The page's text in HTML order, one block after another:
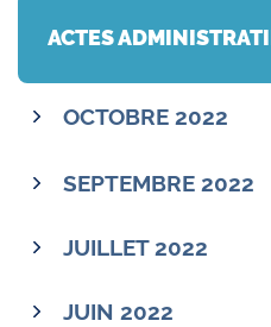
ACTES
OCTOBRE 2022
SEPTEMBRE 2022
JUILLET 2022
JUIN 2022